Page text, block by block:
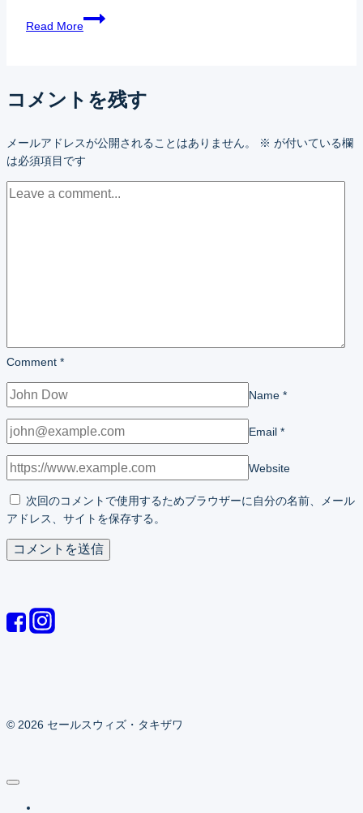
Read More
コメントを残す
メールアドレスが公開されることはありません。 ※ が付いている欄
は必須項目です
Comment *
Name *
Email *
Website
次回のコメントで使用するためブラウザーに自分の名前、メール
アドレス、サイトを保存する。
© 2026 セールスウィズ・タキザワ